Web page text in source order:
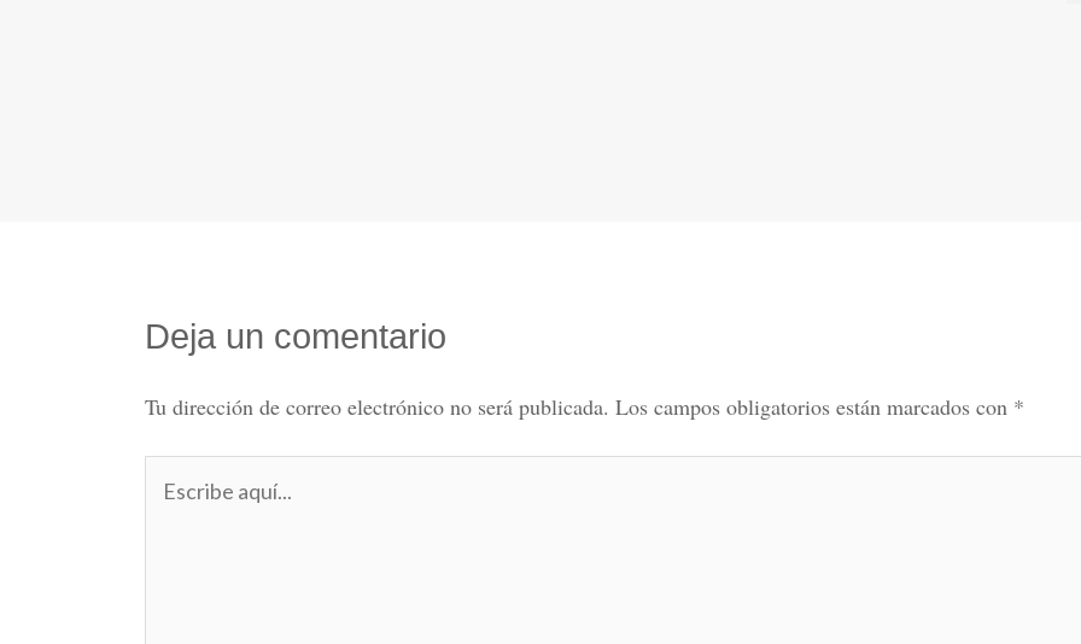
Deja un comentario
Tu dirección de correo electrónico no será publicada. Los campos obligatorios están marcados con *
aquí...